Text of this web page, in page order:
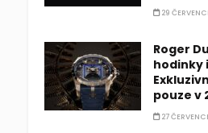
29
Roger
hodinky
pouze v
27